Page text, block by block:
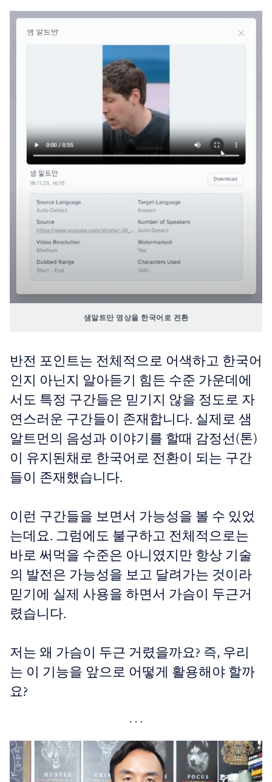
샘알트만 영상을 한국어로 전환
반전 포인트는 전체적으로 어색하고 한국어
인지 아닌지 알아듣기 힘든 수준 가운데에
서도 특정 구간들은 믿기지 않을 정도로 자
연스러운 구간들이 존재합니다. 실제로 샘
알트먼의 음성과 이야기를 할때 감정선(톤)
이 유지된채로 한국어로 전환이 되는 구간
들이 존재했습니다.
이런 구간들을 보면서 가능성을 볼 수 있었
는데요. 그럼에도 불구하고 전체적으로는
바로 써먹을 수준은 아니였지만 항상 기술
의 발전은 가능성을 보고 달려가는 것이라
믿기에 실제 사용을 하면서 가슴이 두근거
렸습니다.
저는 왜 가슴이 두근 거렸을까요? 즉, 우리
는 이 기능을 앞으로 어떻게 활용해야 할까
요?